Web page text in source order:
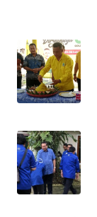
KONTAK
KAMI
INFO
TENTANG
KAMI